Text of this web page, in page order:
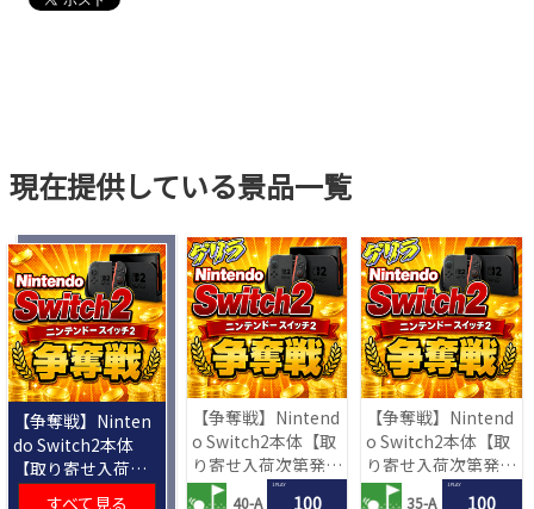
現在提供している景品一覧
【争奪戦】Ninten
do Switch2本体
【取り寄せ入荷次
第発送】
すべて見る
【争奪戦】Nintend
o Switch2本体【取
り寄せ入荷次第発
送】
40-A
1 PLAY
100
【争奪戦】Nintend
o Switch2本体【取
り寄せ入荷次第発
送】
35-A
1 PLAY
100